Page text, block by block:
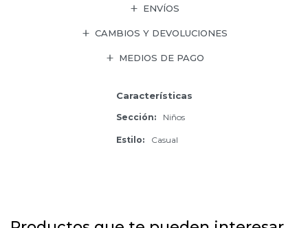
ENVÍOS
CAMBIOS Y DEVOLUCIONES
MEDIOS DE PAGO
Características
Sección Niños
Estilo Casual